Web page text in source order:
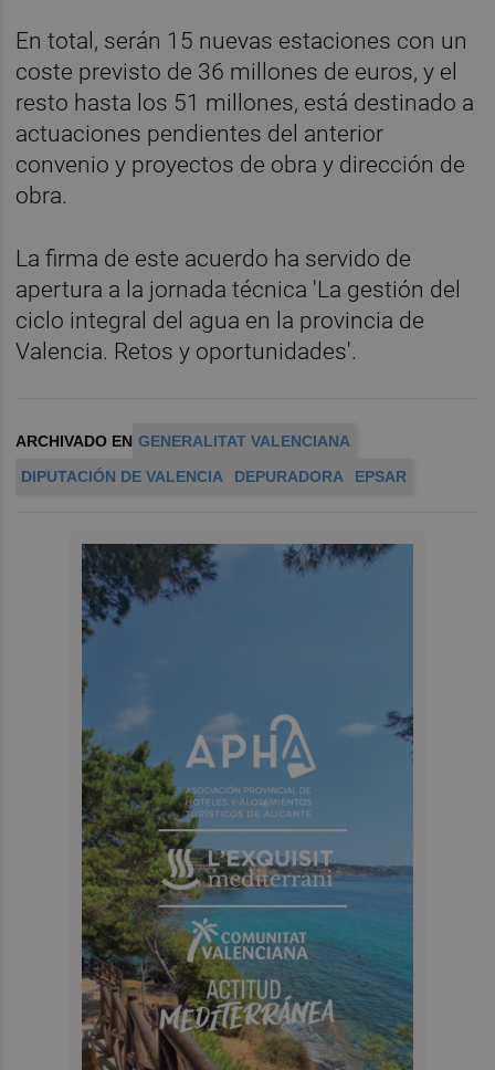
En total, serán 15 nuevas estaciones con un
coste previsto de 36 millones de euros, y el
resto hasta los 51 millones, está destinado a
actuaciones pendientes del anterior
convenio y proyectos de obra y dirección de
obra.
La firma de este acuerdo ha servido de
apertura a la jornada técnica 'La gestión del
ciclo integral del agua en la provincia de
Valencia. Retos y oportunidades'.
ARCHIVADO EN GENERALITAT VALENCIANA
DIPUTACIÓN DE VALENCIA
DEPURADORA EPSAR